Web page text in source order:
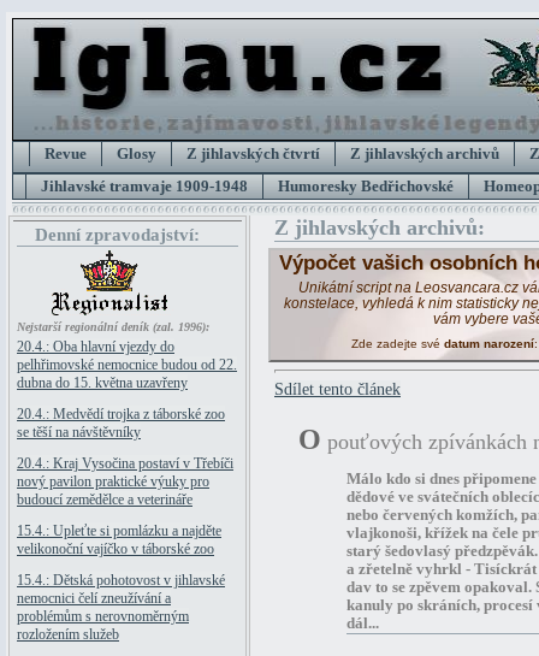
Revue Glosy Z jihlavských čtvrtí Z jihlavských archivů
Jihlavské tramvaje 1909-1948
Humoresky Bedřichovské
Denní zpravodajství:
Nejstarší regionální deník (zal. 1996):
20.4.: Oba hlavní vjezdy do
pelhřimovské nemocnice budou od 22.
dubna do 15. května uzavřeny
20.4.: Medvědí trojka z táborské zoo
se těší na návštěvníky
20.4.: Kraj Vysočina postaví v Třebíči
nový pavilon praktické výuky pro
budoucí zemědělce a veterináře
15.4.: Upleťte si pomlázku a najděte
velikonoční vajíčko v táborské zoo
15.4.: Dětská pohotovost v jihlavské
nemocnici čelí zneužívání a
problémům s nerovnoměrným
rozložením služeb
Z jihlavských archivů:
Výpočet vašich osobních
Unikátní script na Leosvancara.cz
konstelace, vyhledá k nim statisticky
vám vybere
Zde zadejte své datum narození
Sdílet tento článek
O pouťových zpívánkách
Málo kdo si dnes
dědové ve svátečních
nebo červených komžích,
vlajkonoši, křížek na čele
starý šedovlasý
a zřetelně vyhrkl - Tisíckrát
dav to se zpěvem
kanuly po skráních, procesí
dál...